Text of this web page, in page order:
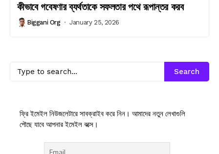
কীভাবে গবেষণার ব্যর্থতাকে সফলতার পথে রূপান্তর করব
Biggani Org January 25, 2026
Search
ফ্রি ইমেইল নিউজলেটারে সাবক্রাইব করে নিন। আমাদের নতুন লেখাগুলি
পৌছে যাবে আপনার ইমেইল বক্সে।